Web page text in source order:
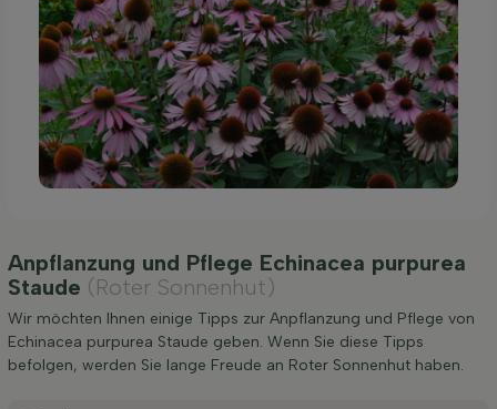
Anpflanzung und Pflege Echinacea purpurea
Staude (Roter Sonnenhut)
Wir möchten Ihnen einige Tipps zur Anpflanzung und Pflege von
Echinacea purpurea Staude geben. Wenn Sie diese Tipps
befolgen, werden Sie lange Freude an Roter Sonnenhut haben.